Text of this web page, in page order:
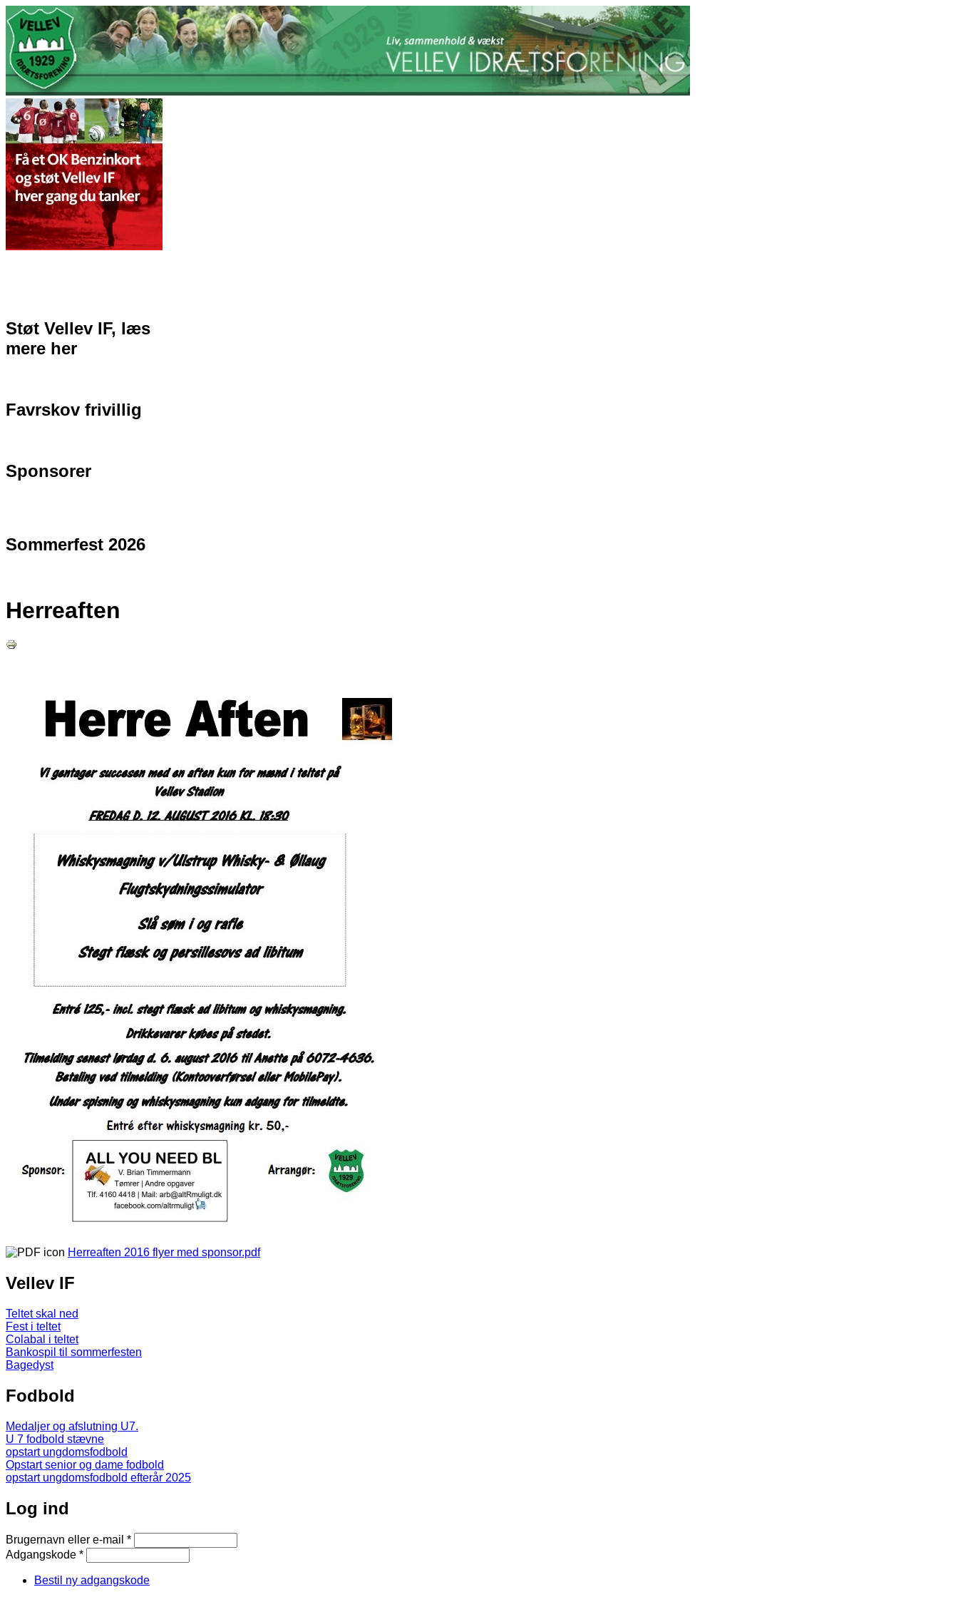
Gå til hovedindhold
Støt Vellev IF, læs
mere her
Favrskov frivillig
Sponsorer
Sommerfest 2026
Herreaften
Herreaften 2016 flyer med sponsor.pdf
Vellev IF
Teltet skal ned
Fest i teltet
Colabal i teltet
Bankospil til sommerfesten
Bagedyst
Fodbold
Medaljer og afslutning U7.
U 7 fodbold stævne
opstart ungdomsfodbold
Opstart senior og dame fodbold
opstart ungdomsfodbold efterår 2025
Log ind
Brugernavn eller e-mail *
Adgangskode *
Bestil ny adgangskode